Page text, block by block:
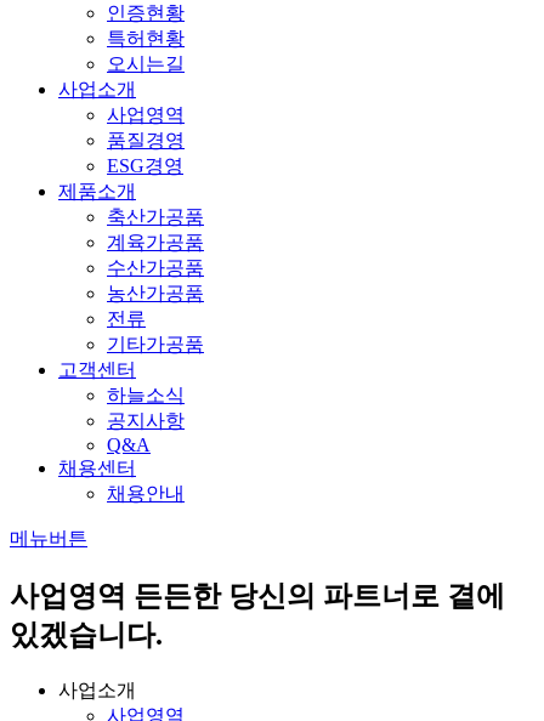
인증현황
특허현황
오시는길
사업소개
사업영역
품질경영
ESG경영
제품소개
축산가공품
계육가공품
수산가공품
농산가공품
전류
기타가공품
고객센터
하늘소식
공지사항
Q&A
채용센터
채용안내
메뉴버튼
사업영역 든든한 당신의 파트너로 곁에
있겠습니다.
사업소개
사업영역